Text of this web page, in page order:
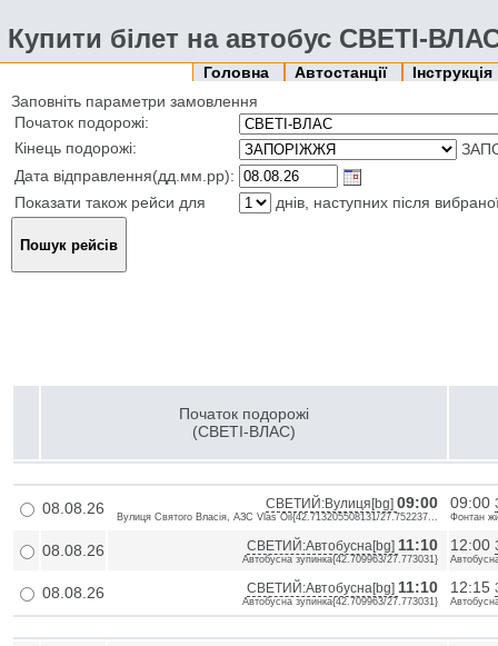
Купити білет на автобус СВЕТІ-
Головна Автостанції
Інструкція
Заповніть параметри замовлення
Початок подорожі:
Кінець подорожі:
Дата відправлення(дд.мм.рр):
Показати також рейси для
днів, наступних після
Початок подорожі
(СВЕТІ-ВЛАС)
08.08.26 СВЕТИЙ:Вулиця[bg] 09:00
Вулиця Святого Власія, АЗС Vlas Oil{42.713205508131/27.752237...
09:00
Фонтан
08.08.26 СВЕТИЙ:Автобусна[bg] 11:10
Автобусна зупинка{42.709963/27.773031}
12:00
08.08.26 СВЕТИЙ:Автобусна[bg] 11:10
Автобусна зупинка{42.709963/27.773031}
12:15